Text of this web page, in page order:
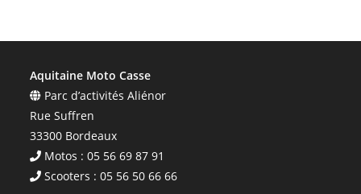
Aquitaine Moto Casse
Parc d’activités Aliénor
Rue Suffren
33300 Bordeaux
Motos : 05 56 69 87 91
Scooters : 05 56 50 66 66